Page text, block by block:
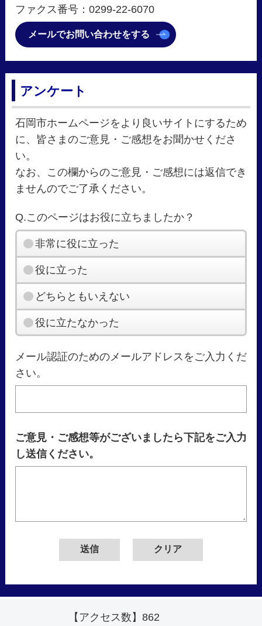
ファクス番号：0299-22-6070
メールでお問い合わせをする
アンケート
石岡市ホームページをより良いサイトにするため
に、皆さまのご意見・ご感想をお聞かせくださ
い。
なお、この欄からのご意見・ご感想には返信でき
ませんのでご了承ください。
Q.このページはお役に立ちましたか？
非常に役に立った
役に立った
どちらともいえない
役に立たなかった
メール認証のためのメールアドレスをご入力くだ
さい。
ご意見・ご感想等がございましたら下記をご入力
し送信ください。
【アクセス数】 862